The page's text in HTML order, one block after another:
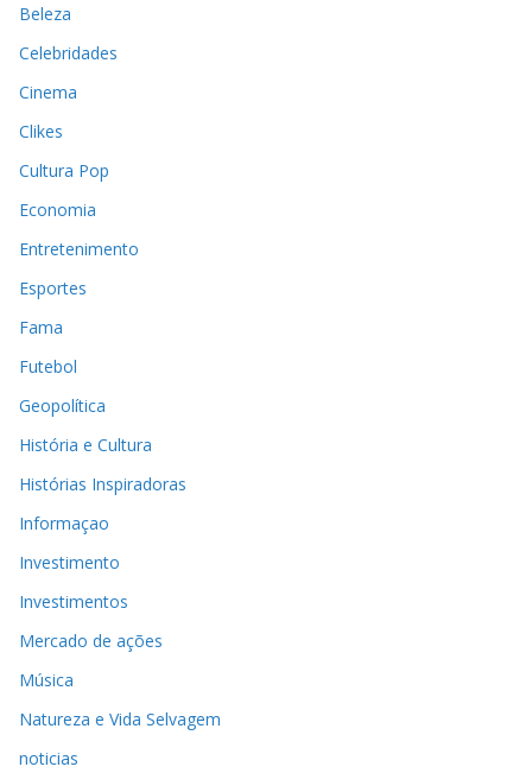
Beleza
Celebridades
Cinema
Clikes
Cultura Pop
Economia
Entretenimento
Esportes
Fama
Futebol
Geopolítica
História e Cultura
Histórias Inspiradoras
Informaçao
Investimento
Investimentos
Mercado de ações
Música
Natureza e Vida Selvagem
noticias